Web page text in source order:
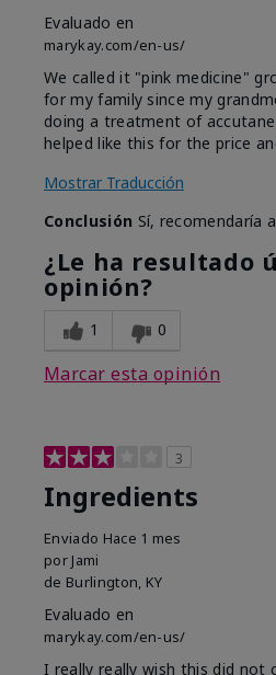
Evaluado en
marykay.com/en-us/
We called it "pink medicine"
for my family since my
doing a treatment of
helped like this for the price
Mostrar Traducción
Conclusión Sí, recomendaría
¿Le ha resultado
opinión?
1 0
Marcar esta opinión
3
Ingredients
Enviado Hace 1 mes
por Jami
de Burlington, KY
Evaluado en
marykay.com/en-us/
I really really wish this did not